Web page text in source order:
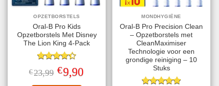
OPZETBORSTELS
Oral-B Pro Kids
Opzetborstels Met Disney
The Lion King 4-Pack
Gewaardeerd
4.33uit 5
€23,99 Oorspronkelijke
prijs
was:
€9,90Huidige
prijs
MONDHYGIËNE
Oral-B Pro Precision Clean
– Opzetborstels met
CleanMaximiser
Technologie voor een
grondige reiniging – 10
Stuks